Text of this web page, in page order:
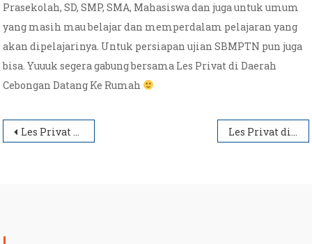
Prasekolah, SD, SMP, SMA, Mahasiswa dan juga untuk umum
yang masih mau belajar dan memperdalam pelajaran yang
akan dipelajarinya. Untuk persiapan ujian SBMPTN pun juga
bisa. Yuuuk segera gabung bersama Les Privat di Daerah
Cebongan Datang Ke Rumah
Post
Les Privat Datang Ke Rumah Les Privat di Daerah Sinduadi Datang Ke Rumah